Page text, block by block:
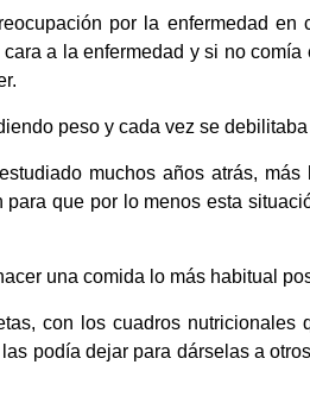
por la enfermedad en
a la enfermedad y si no comía
peso y cada vez se debilitaba
muchos años atrás, más
que por lo menos esta
una comida lo más habitual
con los cuadros nutricionales
podía dejar para dárselas a